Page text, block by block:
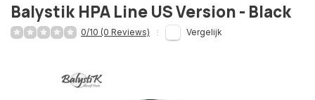
Balystik HPA Line US Version - Black
0/10 (0 Reviews) Vergelijk